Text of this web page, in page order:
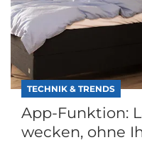
TECHNIK & TRENDS
App-Funktion:
wecken, ohne